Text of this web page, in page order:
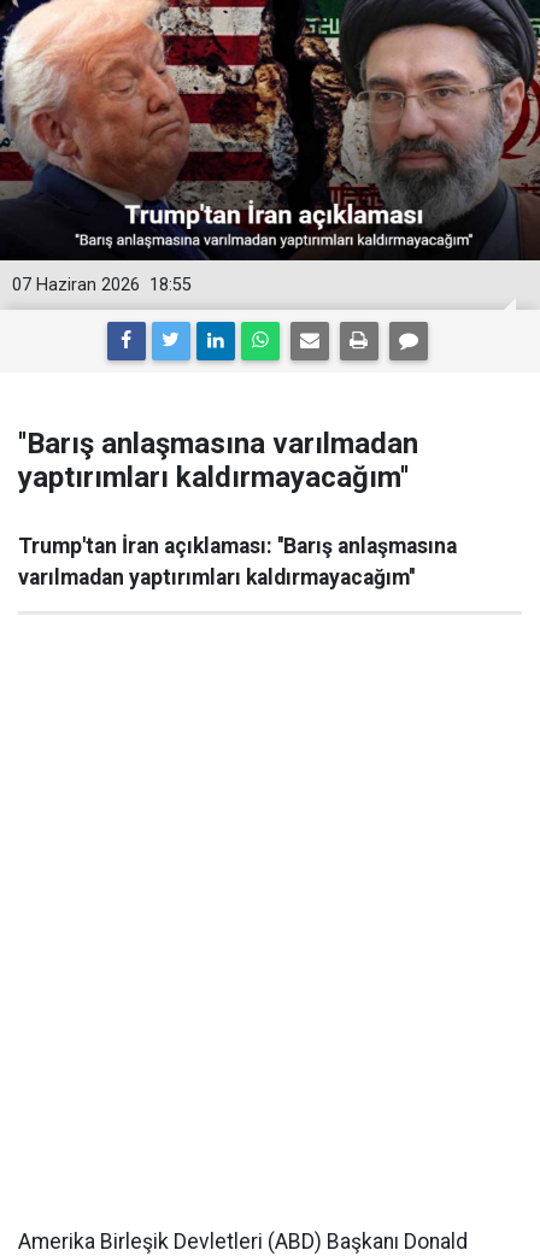
18:55
07 Haziran 2026
''Barış anlaşmasına varılmadan
yaptırımları kaldırmayacağım''
Trump'tan İran açıklaması: ''Barış anlaşmasına
varılmadan yaptırımları kaldırmayacağım''
Amerika Birleşik Devletleri (ABD) Başkanı Donald